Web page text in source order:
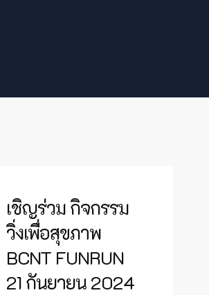
เชิญร่วม กิจกรรม
วิ่งเพื่อสุขภาพ
BCNT FUNRUN
21 กันยายน 2024